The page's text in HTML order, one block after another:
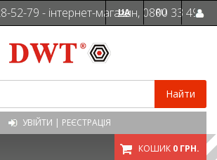
52-79 - інтернет-магазин, 0800 33 49
UA RU
Найти
УВІЙТИ | РЕЄСТРАЦІЯ
КОШИК 0 ГРН.